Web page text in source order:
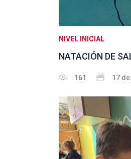
NIVEL INICIAL
NATACIÓN DE
161 17